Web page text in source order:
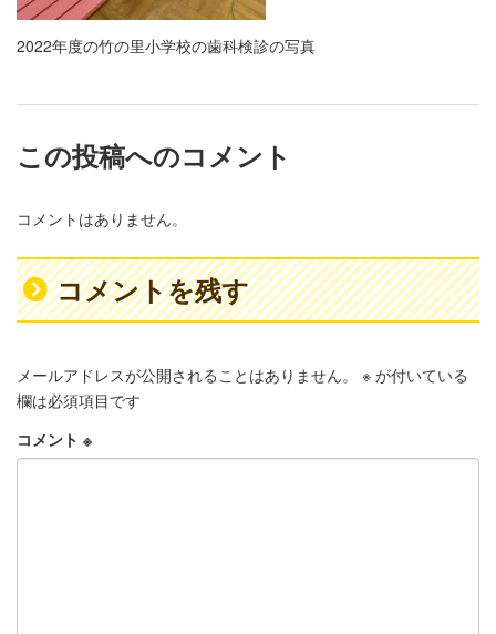
2022年度の竹の里小学校の歯科検診の写真
この投稿へのコメント
コメントはありません。
コメントを残す
メールアドレスが公開されることはありません。 ※ が付いている
欄は必須項目です
コメント ※